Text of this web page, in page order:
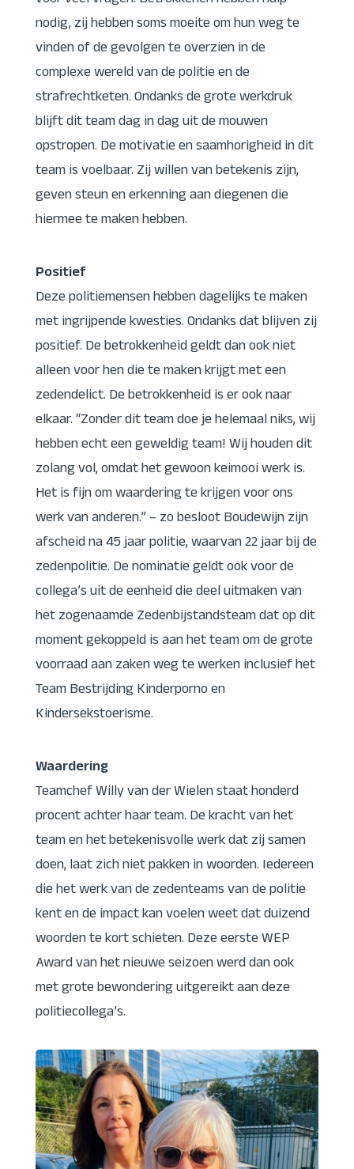
nodig, zij hebben soms moeite om hun weg te
vinden of de gevolgen te overzien in de
complexe wereld van de politie en de
strafrechtketen. Ondanks de grote werkdruk
blijft dit team dag in dag uit de mouwen
opstropen. De motivatie en saamhorigheid in dit
team is voelbaar. Zij willen van betekenis zijn,
geven steun en erkenning aan diegenen die
hiermee te maken hebben.
Positief
Deze politiemensen hebben dagelijks te maken
met ingrijpende kwesties. Ondanks dat blijven zij
positief. De betrokkenheid geldt dan ook niet
alleen voor hen die te maken krijgt met een
zedendelict. De betrokkenheid is er ook naar
elkaar. “Zonder dit team doe je helemaal niks, wij
hebben echt een geweldig team! Wij houden dit
zolang vol, omdat het gewoon keimooi werk is.
Het is fijn om waardering te krijgen voor ons
werk van anderen.” – zo besloot Boudewijn zijn
afscheid na 45 jaar politie, waarvan 22 jaar bij de
zedenpolitie. De nominatie geldt ook voor de
collega’s uit de eenheid die deel uitmaken van
het zogenaamde Zedenbijstandsteam dat op dit
moment gekoppeld is aan het team om de grote
voorraad aan zaken weg te werken inclusief het
Team Bestrijding Kinderporno en
Kindersekstoerisme.
Waardering
Teamchef Willy van der Wielen staat honderd
procent achter haar team. De kracht van het
team en het betekenisvolle werk dat zij samen
doen, laat zich niet pakken in woorden. Iedereen
die het werk van de zedenteams van de politie
kent en de impact kan voelen weet dat duizend
woorden te kort schieten. Deze eerste WEP
Award van het nieuwe seizoen werd dan ook
met grote bewondering uitgereikt aan deze
politiecollega’s.